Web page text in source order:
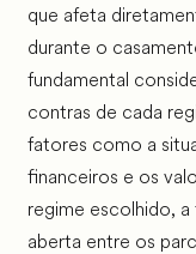
que afeta
durante o
fundamental
contras de cada
fatores como a
financeiros e os
regime escolhido,
aberta entre os